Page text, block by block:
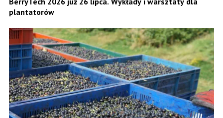
plantatorów